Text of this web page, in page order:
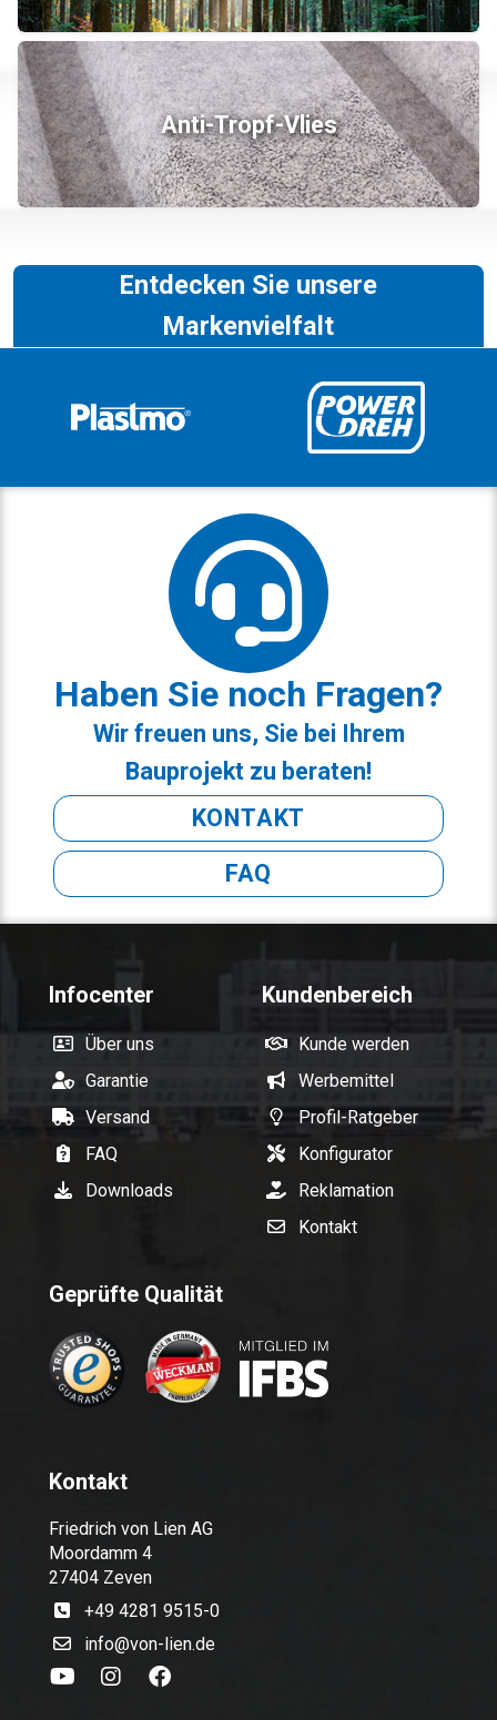
Anti-Tropf-Vlies
Entdecken Sie unsere
Markenvielfalt
Haben Sie noch Fragen?
Wir freuen uns, Sie bei Ihrem
Bauprojekt zu beraten!
KONTAKT
FAQ
Infocenter
Über uns
Garantie
Versand
FAQ
Downloads
Kundenbereich
Kunde werden
Werbemittel
Profil-Ratgeber
Konfigurator
Reklamation
Kontakt
Geprüfte Qualität
Kontakt
Friedrich von Lien AG
Moordamm 4
27404 Zeven
+49 4281 9515-0
info@von-lien.de